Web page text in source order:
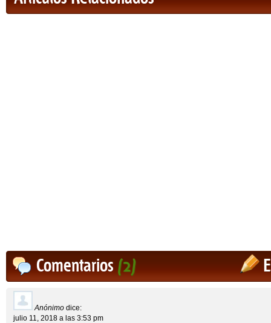
Comentarios(2)
Anónimo dice:
julio 11, 2018 a las 3:53 pm